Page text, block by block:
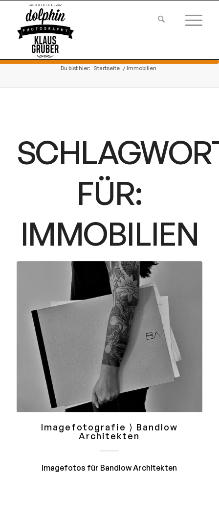
Du bist hier: Startseite / Immobilien
FÜR:
IMMOBILIEN
Imagefotografie ⟩ Bandlow
Architekten
Imagefotos für Bandlow Architekten